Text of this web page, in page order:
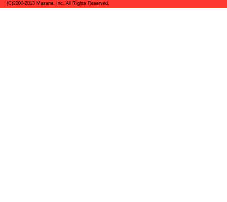
(C)2000-2013 Masana, Inc. All Rights Reserved.